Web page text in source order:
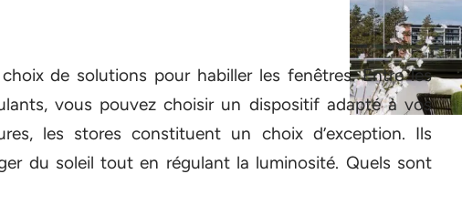
de solutions pour habiller les fenêtres. Entre les
vous pouvez choisir un dispositif adapté à vos
les stores constituent un choix d’exception. Ils
du soleil tout en régulant la luminosité. Quels sont